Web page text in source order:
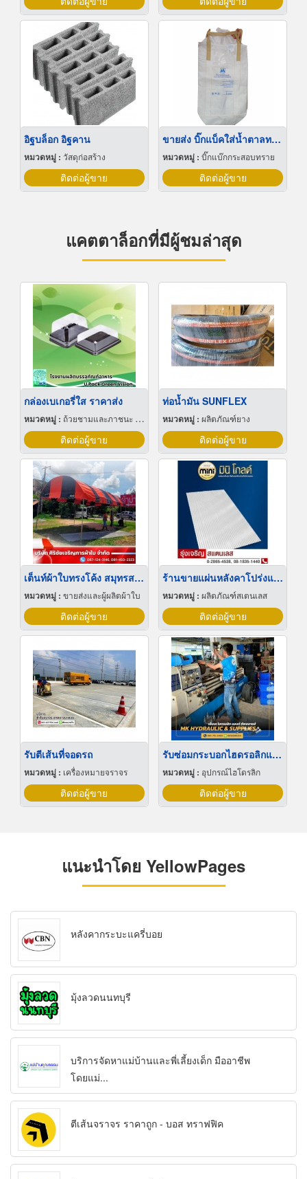
อิฐบล็อก อิฐคาน
หมวดหมู่ : วัสดุก่อสร้าง
ติดต่อผู้ขาย
ขายส่ง บิ๊กแบ็คใส่น้ำตาลทราย สมุทรปราการ
หมวดหมู่ : บิ๊กแบ๊กกระสอบทราย
ติดต่อผู้ขาย
แคตตาล็อกที่มีผู้ชมล่าสุด
กล่องเบเกอรี่ใส ราคาส่ง
หมวดหมู่ : ถ้วยชามและภาชนะ กระดาษ พลาสติกและโฟม
ติดต่อผู้ขาย
ท่อน้ำมัน SUNFLEX
หมวดหมู่ : ผลิตภัณฑ์ยาง
ติดต่อผู้ขาย
เต็นท์ผ้าใบทรงโค้ง สมุทรสาคร
หมวดหมู่ : ขายส่งและผู้ผลิตผ้าใบ
ติดต่อผู้ขาย
ร้านขายแผ่นหลังคาโปร่งแสง
หมวดหมู่ : ผลิตภัณฑ์สเตนเลส
ติดต่อผู้ขาย
รับตีเส้นที่จอดรถ
หมวดหมู่ : เครื่องหมายจราจร
ติดต่อผู้ขาย
รับซ่อมกระบอกไฮดรอลิกและซ่อมแกนไฮดรอลิก
หมวดหมู่ : อุปกรณ์ไฮโดรลิก
ติดต่อผู้ขาย
แนะนำโดย YellowPages
หลังคากระบะแครี่บอย
มุ้งลวดนนทบุรี
บริการจัดหาแม่บ้านและพี่เลี้ยงเด็ก มืออาชีพ
โดยแม่...
ตีเส้นจราจร ราคาถูก - บอส ทราฟฟิค